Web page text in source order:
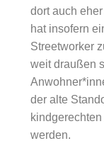
dort auch
hat insofern
Streetworker
weit draußen
der alte
werden.